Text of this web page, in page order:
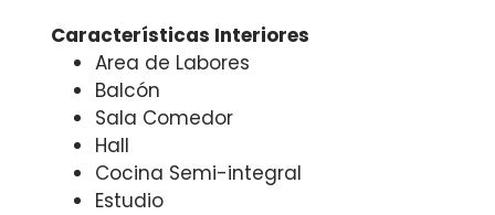
Características Interiores
Area de Labores
Balcón
Sala Comedor
Hall
Cocina Semi-integral
Estudio